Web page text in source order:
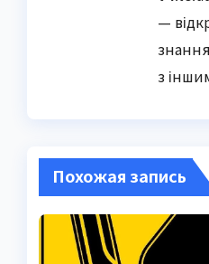
—
з
Похожая запись